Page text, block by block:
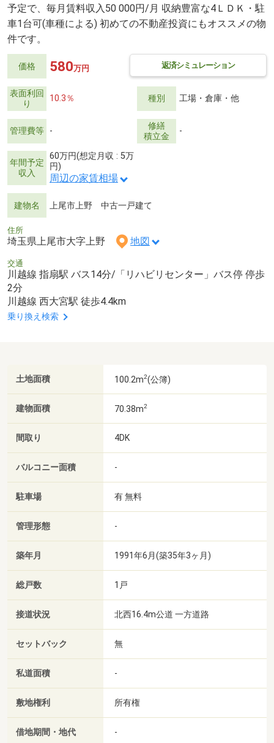
予定で、毎月賃料収入50 000円/月 収納豊富な4ＬＤＫ・駐
車1台可(車種による) 初めての不動産投資にもオススメの物
件です。
価格 返済シミュレーション
580万円
表面利回
り
10.3％ 種別 工場・倉庫・他
管理費等 -
修繕
積立金
-
年間予定
収入
60万円(想定月収 : 5万
円)
周辺の家賃相場
建物名 上尾市上野 中古一戸建て
住所
埼玉県上尾市大字上野 地図
交通
川越線 指扇駅 バス14分/「リハビリセンター」バス停 停歩
2分
川越線 西大宮駅 徒歩4.4km
乗り換え検索
土地面積 100.2m2(公簿)
建物面積 70.38m2
間取り 4DK
バルコニー面積 -
駐車場 有 無料
管理形態 -
築年月 1991年6月(築35年3ヶ月)
総戸数 1戸
接道状況 北西16.4m公道 一方道路
セットバック 無
私道面積 -
敷地権利 所有権
借地期間・地代 -